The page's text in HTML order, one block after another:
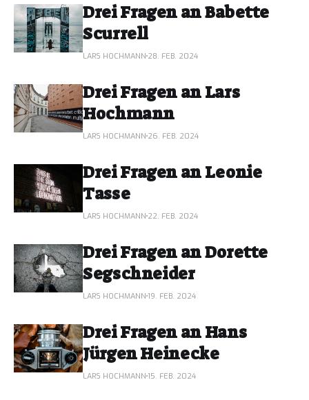
Drei Fragen an Babette
Scurrell
LARS HOCHMANN 28. FEB. 2024
Drei Fragen an Lars
Hochmann
LARS HOCHMANN 26. FEB. 2024
Drei Fragen an Leonie
Tasse
LARS HOCHMANN 22. FEB. 2024
Drei Fragen an Dorette
Segschneider
LARS HOCHMANN 19. FEB. 2024
Drei Fragen an Hans
Jürgen Heinecke
LARS HOCHMANN 15. FEB. 2024